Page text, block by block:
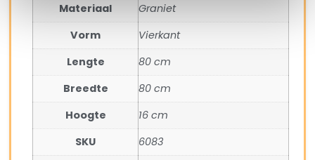
Materiaal
Graniet
Vorm
Vierkant
Lengte
80 cm
Breedte
80 cm
Hoogte
16 cm
SKU
6083